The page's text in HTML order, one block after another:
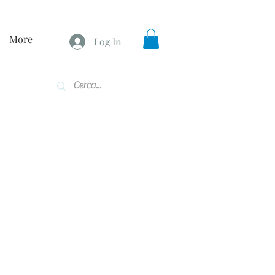
More Log In